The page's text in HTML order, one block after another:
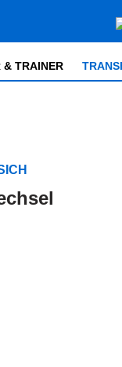
& TRAINER